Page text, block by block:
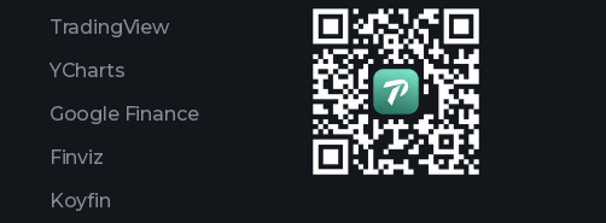
TradingView
YCharts
Google Finance
Finviz
Koyfin